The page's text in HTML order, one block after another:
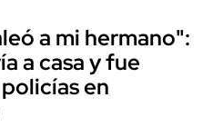
a mi hermano":
a casa y fue
en